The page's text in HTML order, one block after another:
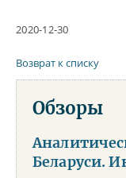
2020-12-30
Возврат к списку
Обзоры
Беларуси.